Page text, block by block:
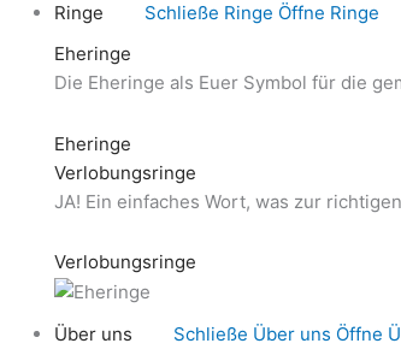
Ringe Schließe Ringe Öffne Ringe
Eheringe
Die Eheringe als Euer Symbol für die
Eheringe
Verlobungsringe
JA! Ein einfaches Wort, was zur
Verlobungsringe
Über uns Schließe Über uns Öffne